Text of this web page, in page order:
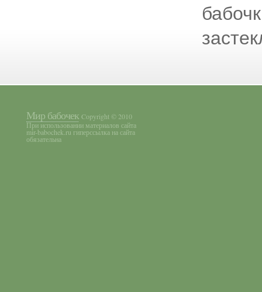
Мир бабочек Copyright © 2010
При использовании материалов сайта
mir-babochek.ru гиперссылка на сайта
обязательна